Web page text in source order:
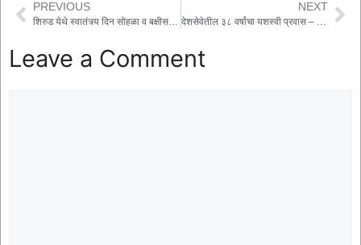
PREVIOUS
शिरुड येथे स्वातंत्र्य दिन सोहळा व बक्षीस वितरण कार्यक्रम उत्साहात पार पडला
NEXT
देशसेवेतील ३८ वर्षांचा यशस्वी प्रवास – मांडळ येथील सुपुत्र कैलास पंडितराव शिरसाट यांची सीआरपीएफमध्ये इन्स्पेक्टर पदावर नियुक्ती
Leave a Comment